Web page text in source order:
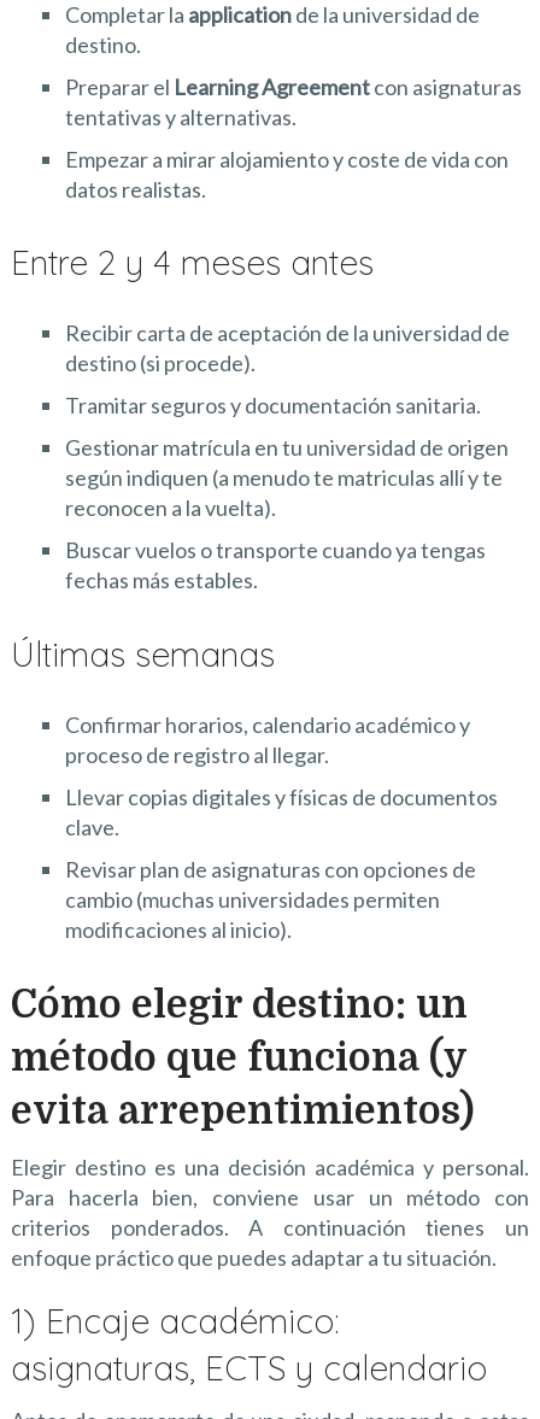
Completar la applicationde la universidad de
destino.
Preparar el Learning Agreementcon asignaturas
tentativas y alternativas.
Empezar a mirar alojamiento y coste de vida con
datos realistas.
Entre 2 y 4 meses antes
Recibir carta de aceptación de la universidad de
destino (si procede).
Tramitar seguros y documentación sanitaria.
Gestionar matrícula en tu universidad de origen
según indiquen (a menudo te matriculas allí y te
reconocen a la vuelta).
Buscar vuelos o transporte cuando ya tengas
fechas más estables.
Últimas semanas
Confirmar horarios, calendario académico y
proceso de registro al llegar.
Llevar copias digitales y físicas de documentos
clave.
Revisar plan de asignaturas con opciones de
cambio (muchas universidades permiten
modificaciones al inicio).
Cómo elegir destino: un
método que funciona (y
evita arrepentimientos)
Elegir destino es una decisión académica y personal.
Para hacerla bien, conviene usar un método con
criterios ponderados. A continuación tienes un
enfoque práctico que puedes adaptar a tu situación.
1) Encaje académico:
asignaturas, ECTS y calendario